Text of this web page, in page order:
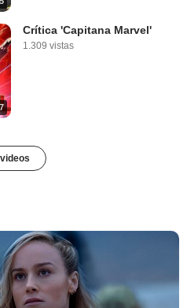
Crítica 'Capitana Marvel'
1.309 vistas